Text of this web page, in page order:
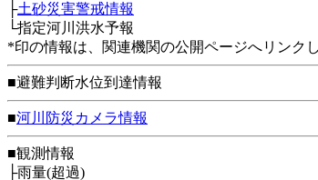
├土砂災害警戒情報
└指定河川洪水予報
*印の情報は、関連機関の公開ページへリンクし
■避難判断水位到達情報
■河川防災カメラ情報
■観測情報
├雨量(超過)